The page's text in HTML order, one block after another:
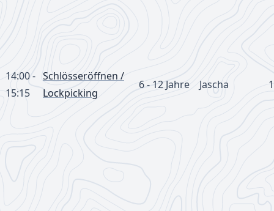
14:00 -
15:15
Schlösseröffnen /
Lockpicking
6 - 12 Jahre Jascha